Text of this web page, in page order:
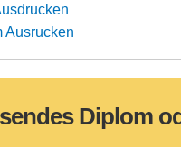
Ausrucken
Diplom